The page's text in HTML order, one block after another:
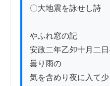
〇大地震を詠せし詩
やふれ窓の記
安政二年乙夘十月二
曇り雨の
気を含めり夜に入て